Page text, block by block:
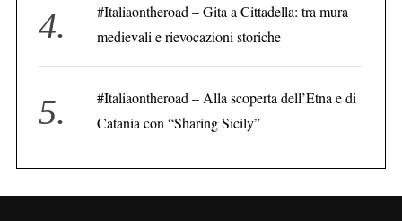
#Italiaontheroad – Gita a Cittadella: tra mura
medievali e rievocazioni storiche
#Italiaontheroad – Alla scoperta dell’Etna e di
Catania con “Sharing Sicily”